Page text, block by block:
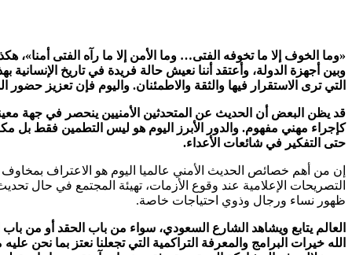
«وما الخوف إلا ما تخوفه الفتى… وما الأمن إلا ما رآه الفتى أمنا»،
وبين أجهزة الدولة، وأعتقد أننا نعيش حالة فريدة في تاريخ
التي ترى الاستقرار فيها والثقة والاطمئنان. واليوم فإن تعزيز
قد يظن البعض أن الحديث عن المتحدثين الأمنيين ينحصر في جهة
كإجراء مهني مفهوم. والدور الأبرز اليوم هو ليس التطمين فقط بل
حتى التفكير في شائعات الأعداء.
إن من أهم خصائص الحديث الأمني عالميا اليوم هو الاعتراف بمخاوف
التصريحات الإعلامية عند وقوع الأزمات، تهيئة المجتمع في حال
ظهور نساء ورجال وذوي احتياجات خاصة.
العالم يتابع ويشاهد الشارع السعودي، سواء من باب الحقد أو من
الله خيرات البرامج والمعرفة التراكمية التي تجعلنا نعتز بما